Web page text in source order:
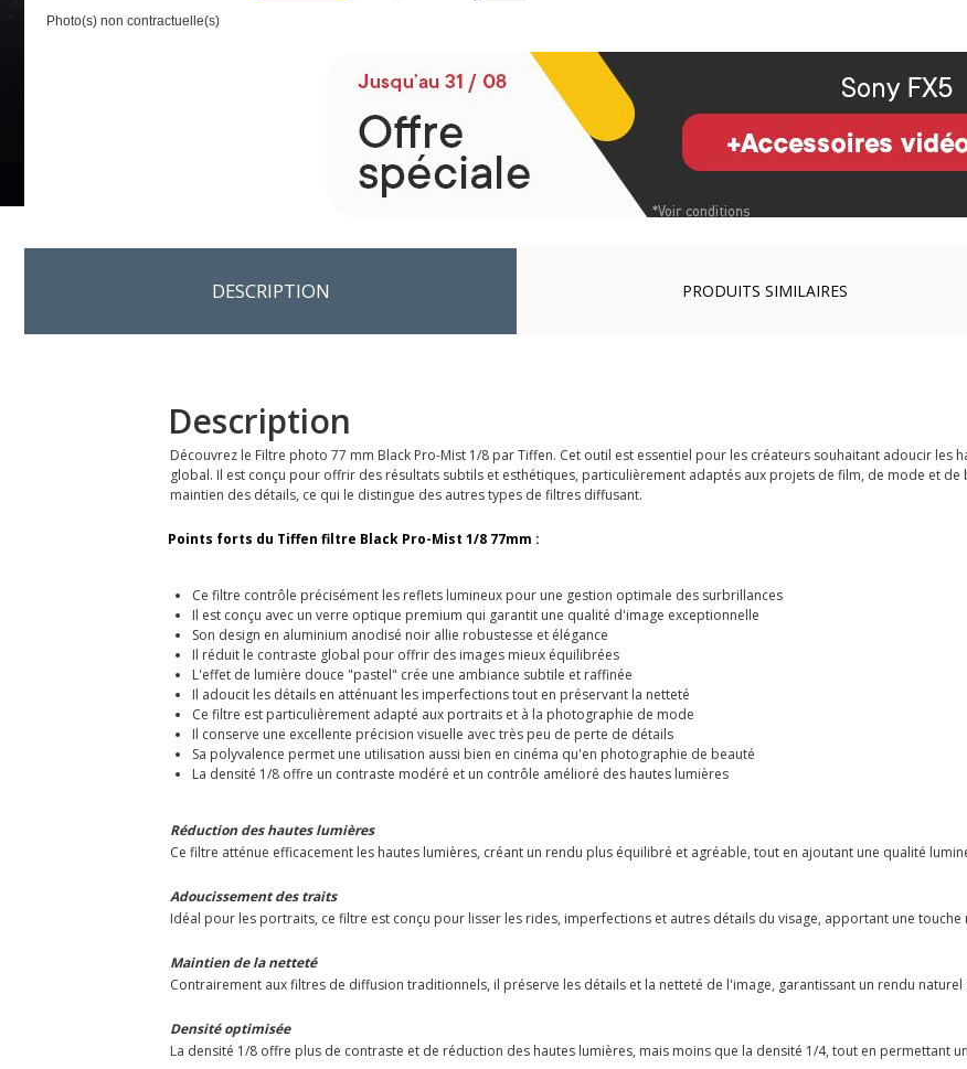
Photo(s) non contractuelle(s)
DESCRIPTION PRODUITS SIMILAIRES
Description
Découvrez le Filtre photo 77 mm Black Pro-Mist 1/8 par Tiffen. Cet outil est essentiel pour les créateurs souhaitant adoucir les
global. Il est conçu pour offrir des résultats subtils et esthétiques, particulièrement adaptés aux projets de film, de mode et
maintien des détails, ce qui le distingue des autres types de filtres diffusant.
Points forts du Tiffen filtre Black Pro-Mist 1/8 77mm :
Ce filtre contrôle précisément les reflets lumineux pour une gestion optimale des surbrillances
Il est conçu avec un verre optique premium qui garantit une qualité d'image exceptionnelle
Son design en aluminium anodisé noir allie robustesse et élégance
Il réduit le contraste global pour offrir des images mieux équilibrées
L'effet de lumière douce "pastel" crée une ambiance subtile et raffinée
Il adoucit les détails en atténuant les imperfections tout en préservant la netteté
Ce filtre est particulièrement adapté aux portraits et à la photographie de mode
Il conserve une excellente précision visuelle avec très peu de perte de détails
Sa polyvalence permet une utilisation aussi bien en cinéma qu'en photographie de beauté
La densité 1/8 offre un contraste modéré et un contrôle amélioré des hautes lumières
Réduction des hautes lumières
Ce filtre atténue efficacement les hautes lumières, créant un rendu plus équilibré et agréable, tout en ajoutant une qualité
Adoucissement des traits
Idéal pour les portraits, ce filtre est conçu pour lisser les rides, imperfections et autres détails du visage, apportant une
Maintien de la netteté
Contrairement aux filtres de diffusion traditionnels, il préserve les détails et la netteté de l'image, garantissant un rendu naturel
Densité optimisée
La densité 1/8 offre plus de contraste et de réduction des hautes lumières, mais moins que la densité 1/4, tout en permettant